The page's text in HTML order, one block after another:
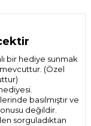
bir hediye sunmak
(Özel
basılmıştır ve
değildir.
sorguladıktan